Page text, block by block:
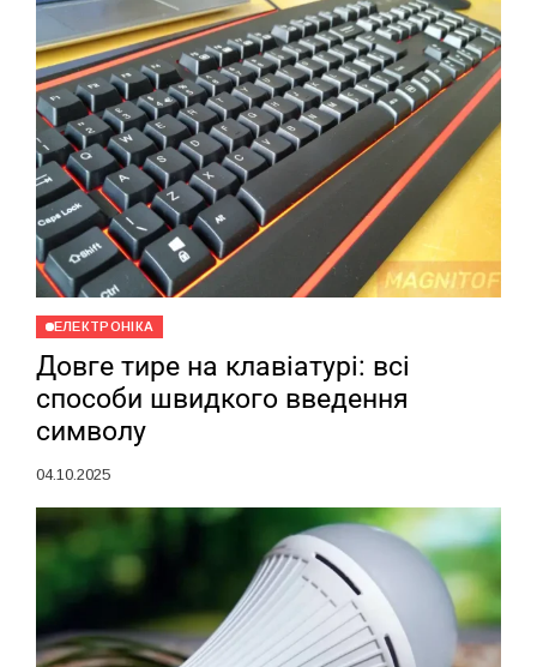
ЕЛЕКТРОНІКА
Довге тире на клавіатурі: всі
способи швидкого введення
символу
04.10.2025